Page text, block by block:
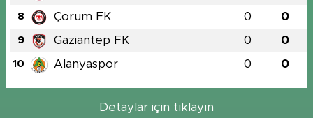
8 Çorum FK 0 0
9 Gaziantep FK 0 0
10 Alanyaspor 0 0
Detaylar için tıklayın